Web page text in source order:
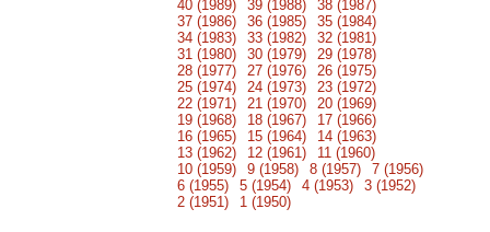
40 (1989)
39 (1988)
38 (1987)
37 (1986)
36 (1985)
35 (1984)
34 (1983)
33 (1982)
32 (1981)
31 (1980)
30 (1979)
29 (1978)
28 (1977)
27 (1976)
26 (1975)
25 (1974)
24 (1973)
23 (1972)
22 (1971)
21 (1970)
20 (1969)
19 (1968)
18 (1967)
17 (1966)
16 (1965)
15 (1964)
14 (1963)
13 (1962)
12 (1961)
11 (1960)
10 (1959)
9 (1958) 8 (1957)
7 (1956)
6 (1955)
5 (1954) 4 (1953)
3 (1952)
2 (1951)
1 (1950)